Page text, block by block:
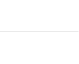
니까?